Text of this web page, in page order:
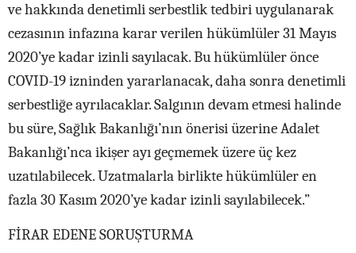
ve hakkında denetimli serbestlik tedbiri uygulanarak
cezasının infazına karar verilen hükümlüler 31 Mayıs
2020’ye kadar izinli sayılacak. Bu hükümlüler önce
COVID-19 izninden yararlanacak, daha sonra denetimli
serbestliğe ayrılacaklar. Salgının devam etmesi halinde
bu süre, Sağlık Bakanlığı’nın önerisi üzerine Adalet
Bakanlığı’nca ikişer ayı geçmemek üzere üç kez
uzatılabilecek. Uzatmalarla birlikte hükümlüler en
fazla 30 Kasım 2020’ye kadar izinli sayılabilecek.”
FİRAR EDENE SORUŞTURMA